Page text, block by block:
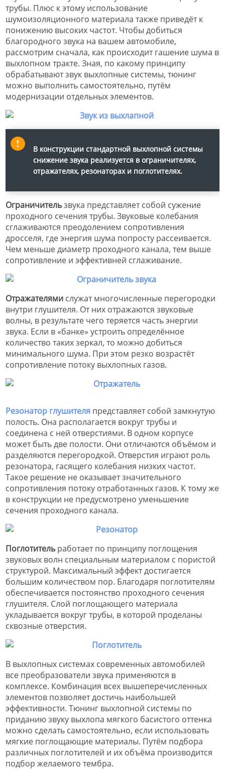
трубы. Плюс к этому использование
шумоизоляционного материала также приведёт к
понижению высоких частот. Чтобы добиться
благородного звука на вашем автомобиле,
рассмотрим сначала, как происходит гашение шума в
выхлопном тракте. Зная, по какому принципу
обрабатывают звук выхлопные системы, тюнинг
можно выполнить самостоятельно, путём
модернизации отдельных элементов.
В конструкции стандартной выхлопной системы
снижение звука реализуется в ограничителях,
отражателях, резонаторах и поглотителях.
Ограничительзвука представляет собой сужение
проходного сечения трубы. Звуковые колебания
сглаживаются преодолением сопротивления
дросселя, где энергия шума попросту рассеивается.
Чем меньше диаметр проходного канала, тем выше
сопротивление и эффективней сглаживание.
Отражателями служат многочисленные перегородки
внутри глушителя. От них отражаются звуковые
волны, в результате чего теряется часть энергии
звука. Если в «банке» устроить определённое
количество таких зеркал, то можно добиться
минимального шума. При этом резко возрастёт
сопротивление потоку выхлопных газов.
Резонатор глушителя представляет собой замкнутую
полость. Она располагается вокруг трубы и
соединена с ней отверстиями. В одном корпусе
может быть две полости. Они отличаются объёмом и
разделяются перегородкой. Отверстия играют роль
резонатора, гасящего колебания низких частот.
Такое решение не оказывает значительного
сопротивления потоку отработанных газов. К тому же
в конструкции не предусмотрено уменьшение
сечения проходного канала.
Поглотительработает по принципу поглощения
звуковых волн специальным материалом с пористой
структурой. Максимальный эффект достигается
большим количеством пор. Благодаря поглотителям
обеспечивается постоянство проходного сечения
глушителя. Слой поглощающего материала
укладывается вокруг трубы, в которой проделаны
сквозные отверстия.
В выхлопных системах современных автомобилей
все преобразователи звука применяются в
комплексе. Комбинация всех вышеперечисленных
элементов позволяет достичь наибольшей
эффективности. Тюнинг выхлопной системы по
приданию звуку выхлопа мягкого басистого оттенка
можно сделать самостоятельно, если использовать
мягкие поглощающие материалы. Путём подбора
различных поглотителей и их объёма производится
подбор желаемого тембра.